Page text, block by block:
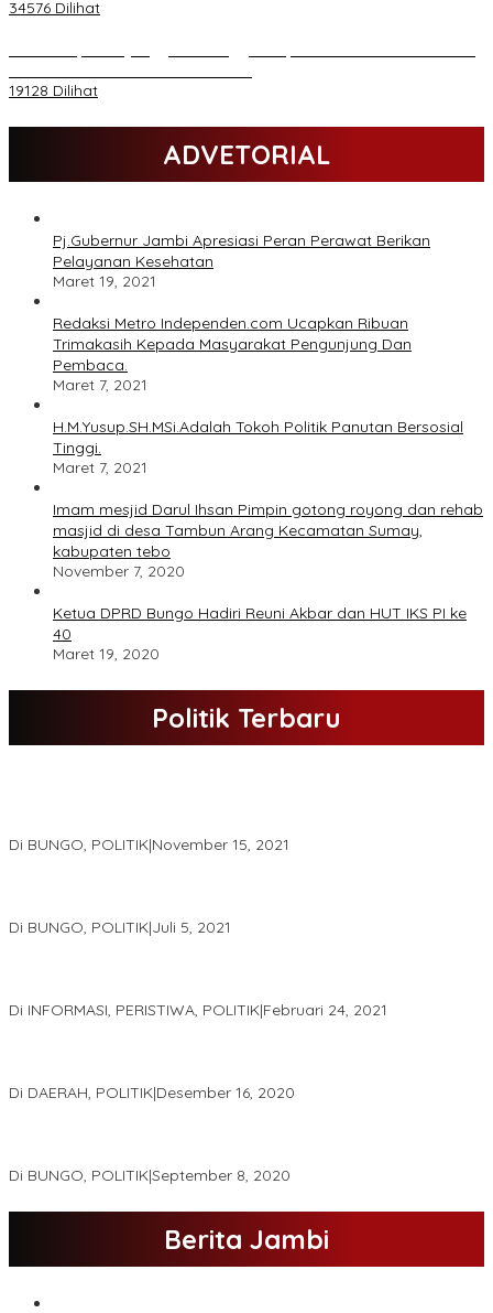
34576 Dilihat
19128 Dilihat
ADVETORIAL
Pj.Gubernur Jambi Apresiasi Peran Perawat Berikan
Pelayanan Kesehatan
Maret 19, 2021
Redaksi Metro Independen.com Ucapkan Ribuan
Trimakasih Kepada Masyarakat Pengunjung Dan
Pembaca.
Maret 7, 2021
H.M.Yusup.SH.MSi.Adalah Tokoh Politik Panutan Bersosial
Tinggi.
Maret 7, 2021
Imam mesjid Darul Ihsan Pimpin gotong royong dan rehab
masjid di desa Tambun Arang Kecamatan Sumay,
kabupaten tebo
November 7, 2020
Ketua DPRD Bungo Hadiri Reuni Akbar dan HUT IKS PI ke
40
Maret 19, 2020
Politik Terbaru
Di BUNGO, POLITIK|November 15, 2021
Di BUNGO, POLITIK|Juli 5, 2021
Di INFORMASI, PERISTIWA, POLITIK|Februari 24, 2021
Di DAERAH, POLITIK|Desember 16, 2020
Di BUNGO, POLITIK|September 8, 2020
Berita Jambi